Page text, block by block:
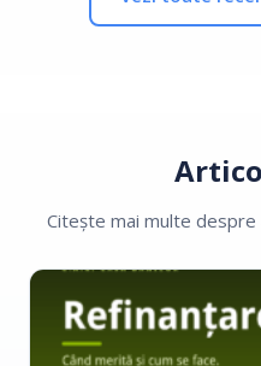
Citește mai multe despre